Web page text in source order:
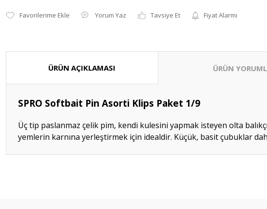
Yorum Yaz Tavsiye Et Fiyat Alarmı
ÜRÜN AÇIKLAMASI ÜRÜN
SPRO Softbait Pin Asorti Klips Paket 1/9
Üç tip paslanmaz çelik pim, kendi kulesini yapmak isteyen olta
yemlerin karnına yerleştirmek için idealdir. Küçük, basit çubuklar